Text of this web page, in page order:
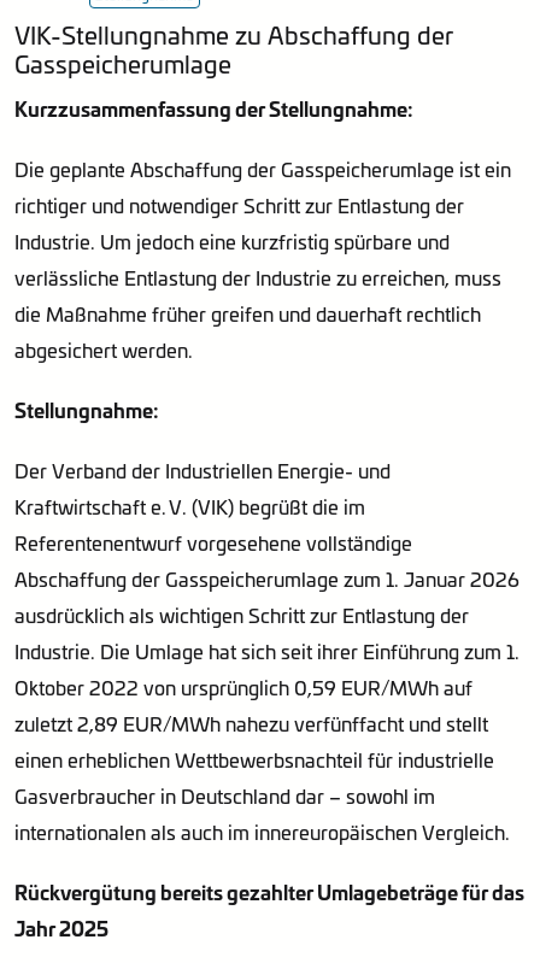
VIK-Stellungnahme zu Abschaffung der
Gasspeicherumlage
Kurzzusammenfassung der Stellungnahme:
Die geplante Abschaffung der Gasspeicherumlage ist ein
richtiger und notwendiger Schritt zur Entlastung der
Industrie. Um jedoch eine kurzfristig spürbare und
verlässliche Entlastung der Industrie zu erreichen, muss
die Maßnahme früher greifen und dauerhaft rechtlich
abgesichert werden.
Stellungnahme:
Der Verband der Industriellen Energie- und
Kraftwirtschaft e. V. (VIK) begrüßt die im
Referentenentwurf vorgesehene vollständige
Abschaffung der Gasspeicherumlage zum 1. Januar 2026
ausdrücklich als wichtigen Schritt zur Entlastung der
Industrie. Die Umlage hat sich seit ihrer Einführung zum 1.
Oktober 2022 von ursprünglich 0,59 EUR/MWh auf
zuletzt 2,89 EUR/MWh nahezu verfünffacht und stellt
einen erheblichen Wettbewerbsnachteil für industrielle
Gasverbraucher in Deutschland dar – sowohl im
internationalen als auch im innereuropäischen Vergleich.
Rückvergütung bereits gezahlter Umlagebeträge für das
Jahr 2025